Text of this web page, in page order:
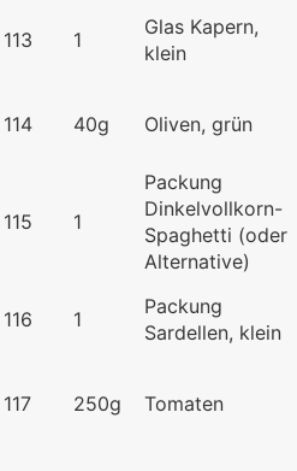
113 1
Glas Kapern,
klein
114 40g Oliven, grün
115 1
Packung
Dinkelvollkorn-
Spaghetti (oder
Alternative)
116 1
Packung
Sardellen, klein
117 250g Tomaten